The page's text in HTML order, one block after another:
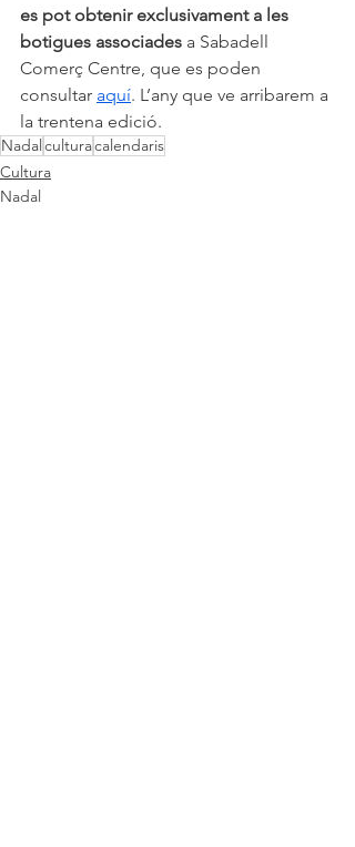
es pot obtenir exclusivament a les
botigues associades a Sabadell
Comerç Centre, que es poden
consultar aquí. L’any que ve arribarem a
la trentena edició.
Nadalculturacalendaris
Cultura
Nadal